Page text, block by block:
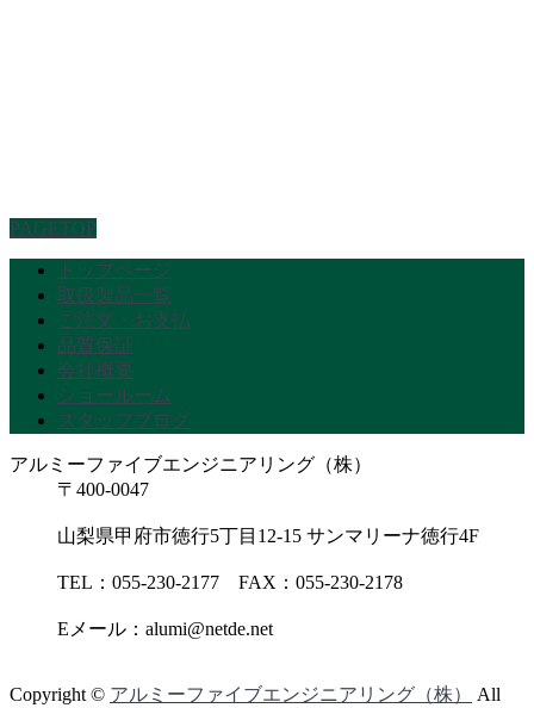
PAGETOP
トップページ
取扱製品一覧
ご注文・お支払
品質保証
会社概要
ショールーム
スタッフブログ
アルミーファイブエンジニアリング（株）
〒400-0047
山梨県甲府市徳行5丁目12-15 サンマリーナ徳行4F
TEL：055-230-2177 FAX：055-230-2178
Eメール：alumi@netde.net
Copyright © アルミーファイブエンジニアリング（株）
All